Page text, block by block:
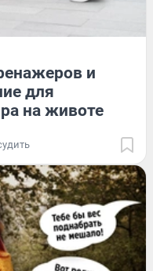
и
для
на животе